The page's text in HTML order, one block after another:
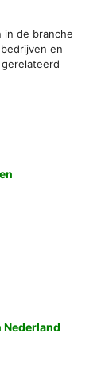
in de branche
en